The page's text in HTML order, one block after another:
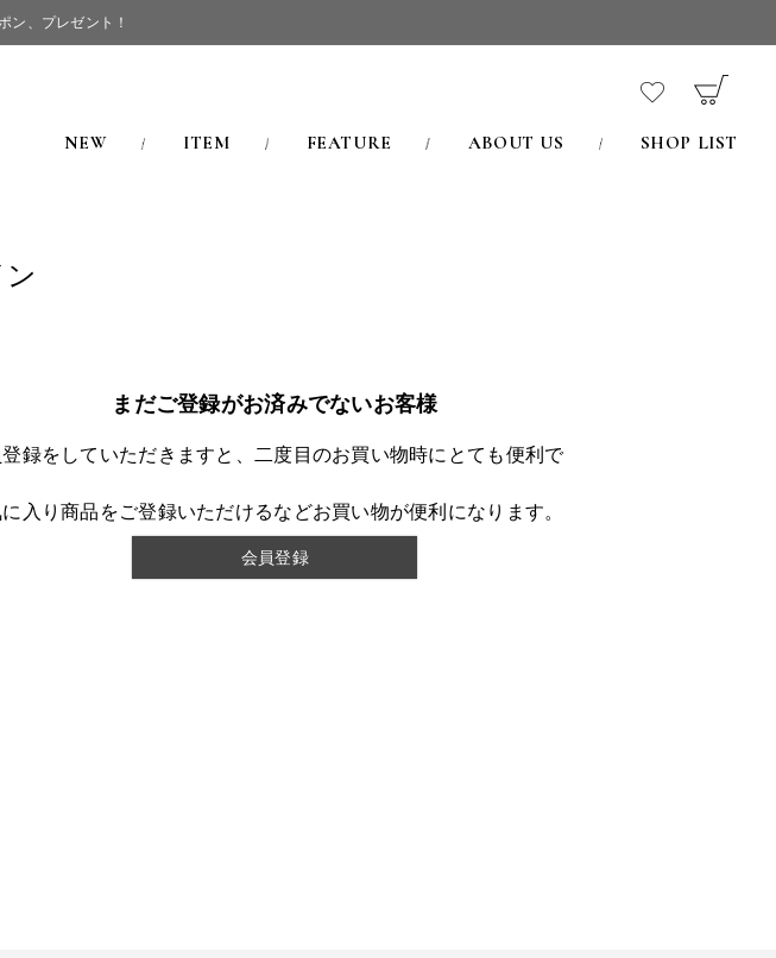
ン、プレゼント！
NEW ITEM FEATURE ABOUT US SHOP LIST
まだご登録がお済みでないお客様
録をしていただきますと、二度目のお買い物時にとても便利で
入り商品をご登録いただけるなどお買い物が便利になります。
会員登録